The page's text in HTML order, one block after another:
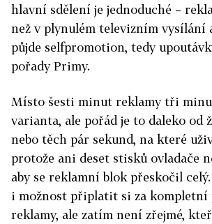
hlavní sdělení je jednoduché –
než v plynulém televizním vysílání
půjde selfpromotion, tedy
pořady Primy.
Místo šesti minut reklamy tři
varianta, ale pořád je to daleko od
nebo těch pár sekund, na které
protože ani deset stisků ovladače
aby se reklamní blok přeskočil
i možnost připlatit si za kompletní
reklamy, ale zatím není zřejmé,